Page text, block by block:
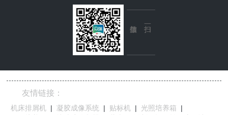
友情链接：
机床排屑机 | 凝胶成像系统 | 贴标机 | 光照培养箱
|